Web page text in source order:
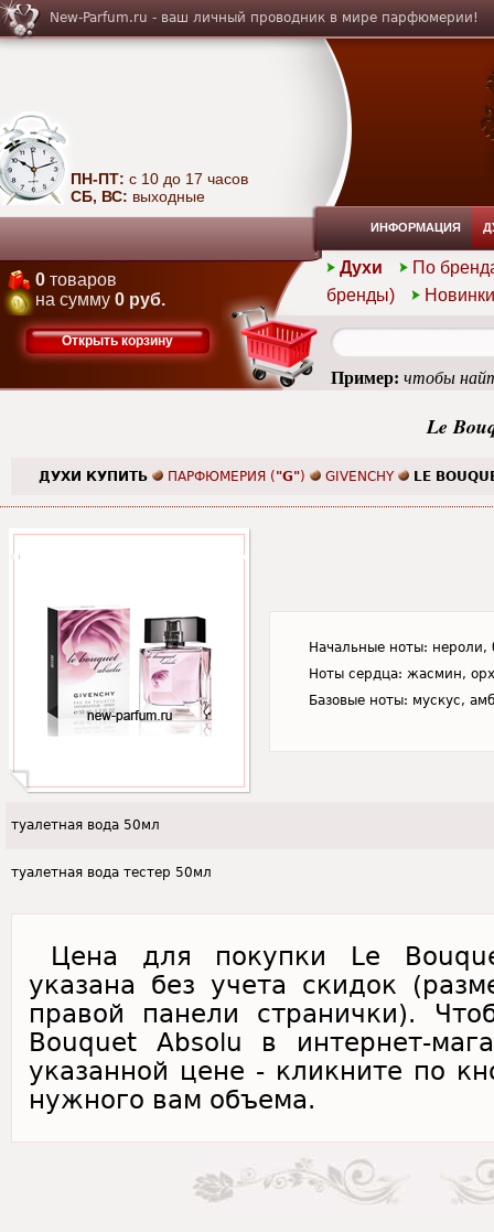
Le
ДУХИ КУПИТЬ ПАРФЮМЕРИЯ ( "G") GIVENCHY LE
Начальные ноты: нероли,
Ноты сердца: жасмин,
Базовые ноты: мускус,
туалетная вода 50мл
туалетная вода тестер 50мл
Цена для покупки Le
указана без учета скидок
правой панели странички).
Bouquet Absolu в интернет-
указанной цене - кликните по
нужного вам объема.
New-Parfum.ru - ваш личный проводник в мире парфюмерии!
ПН-ПТ: с 10 до 17 часов
СБ, ВС: выходные
ИНФОРМАЦИЯ
Духи
По
бренды)
Новинки
0 товаров
на сумму 0 руб.
Открыть корзину
Пример: чтобы